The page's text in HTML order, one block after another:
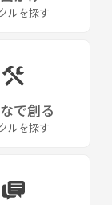
ルを探す
で創る
ルを探す